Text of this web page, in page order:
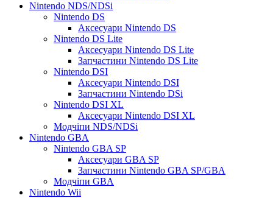
Nintendo NDS/NDSi
Nintendo DS
Аксесуари Nintendo DS
Nintendo DS Lite
Аксесуари Nintendo DS Lite
Запчастини Nintendo DS Lite
Nintendo DSI
Аксесуари Nintendo DSI
Запчастини Nintendo DSi
Nintendo DSI XL
Аксесуари Nintendo DSI XL
Модчіпи NDS/NDSi
Nintendo GBA
Nintendo GBA SP
Аксесуари GBA SP
Запчастини Nintendo GBA SP/GBA
Модчіпи GBA
Nintendo Wii